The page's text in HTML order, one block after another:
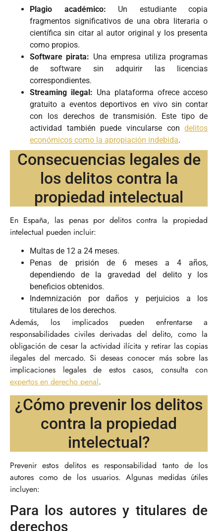
Plagio académico: Un estudiante copia
fragmentos significativos de una obra literaria o
científica sin citar al autor original y los presenta
como propios.
Software pirata: Una empresa utiliza programas
de software sin adquirir las licencias
correspondientes.
Streaming ilegal: Una plataforma ofrece acceso
gratuito a eventos deportivos en vivo sin contar
con los derechos de transmisión. Este tipo de
actividad también puede vincularse condelitos
económicos como la apropiación indebida.
Consecuencias legales de
los delitos contra la
propiedad intelectual
En España, las penas por delitos contra la propiedad
intelectual pueden incluir:
Multas de 12 a 24 meses.
Penas de prisión de 6 meses a 4 años,
dependiendo de la gravedad del delito y los
beneficios obtenidos.
Indemnización por daños y perjuicios a los
titulares de los derechos.
Además, los implicados pueden enfrentarse a
responsabilidades civiles derivadas del delito, como la
obligación de cesar la actividad ilícita y retirar las copias
ilegales del mercado. Si deseas conocer más sobre las
implicaciones legales de estos casos, consulta con
expertos en derecho penal.
¿Cómo prevenir los delitos
contra la propiedad
intelectual?
Prevenir estos delitos es responsabilidad tanto de los
autores como de los usuarios. Algunas medidas útiles
incluyen:
Para los autores y titulares de
derechos